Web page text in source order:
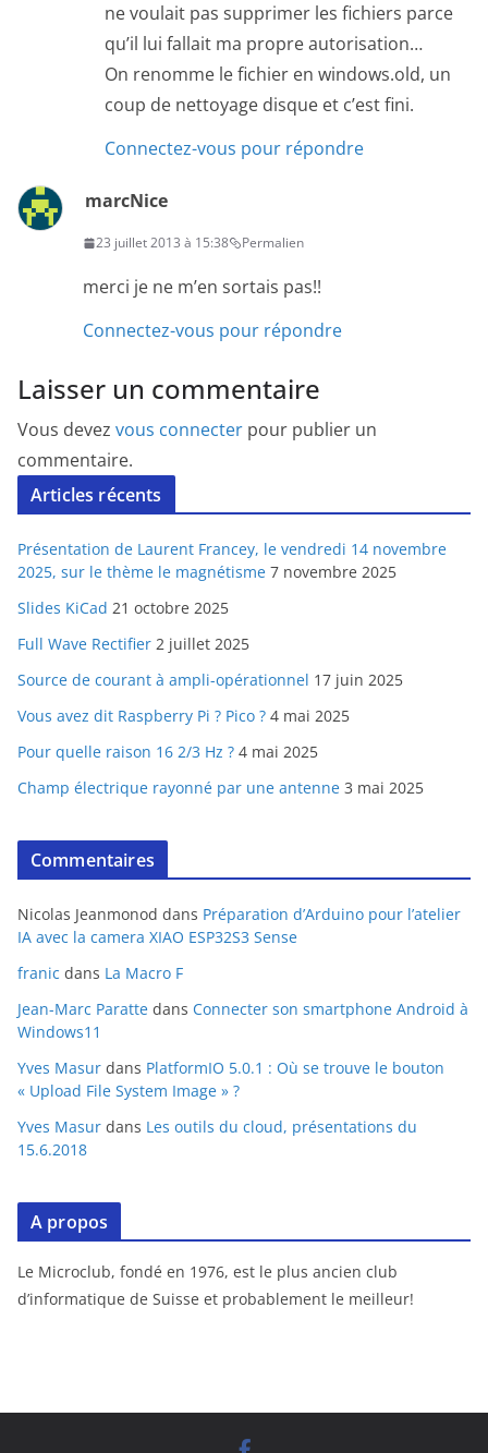
ne voulait pas supprimer les fichiers parce
qu’il lui fallait ma propre autorisation…
On renomme le fichier en windows.old, un
coup de nettoyage disque et c’est fini.
Connectez-vous pour répondre
marcNice
23 juillet 2013 à 15:38 Permalien
merci je ne m’en sortais pas!!
Connectez-vous pour répondre
Laisser un commentaire
Vous devez vous connecter pour publier un
commentaire.
Articles récents
Présentation de Laurent Francey, le vendredi 14 novembre
2025, sur le thème le magnétisme 7 novembre 2025
Slides KiCad 21 octobre 2025
Full Wave Rectifier 2 juillet 2025
Source de courant à ampli-opérationnel 17 juin 2025
Vous avez dit Raspberry Pi ? Pico ? 4 mai 2025
Pour quelle raison 16 2/3 Hz ? 4 mai 2025
Champ électrique rayonné par une antenne 3 mai 2025
Commentaires
Nicolas Jeanmonod dans Préparation d’Arduino pour l’atelier
IA avec la camera XIAO ESP32S3 Sense
franic dans La Macro F
Jean-Marc Paratte dans Connecter son smartphone Android à
Windows11
Yves Masur dans PlatformIO 5.0.1 : Où se trouve le bouton
« Upload File System Image » ?
Yves Masur dans Les outils du cloud, présentations du
15.6.2018
A propos
Le Microclub, fondé en 1976, est le plus ancien club
d’informatique de Suisse et probablement le meilleur!